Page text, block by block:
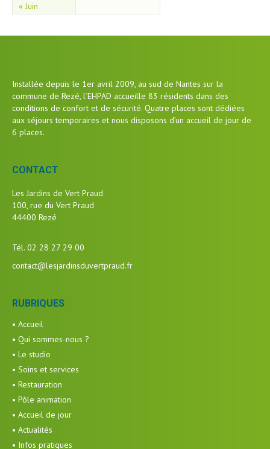
« Juin
Installée depuis le 1er avril 2009, au sud de Nantes sur la
commune de Rezé, l’EHPAD accueille 83 résidents dans des
conditions de confort et de sécurité. Quatre places sont dédiées
aux séjours temporaires et nous disposons d’un accueil de jour de
6 places.
CONTACT
Les Jardins de Vert Praud
100, rue du Vert Praud
44400 Rezé
Tél. 02 28 27 29 00
contact@lesjardinsduvertpraud.fr
RUBRIQUES
• Accueil
• Qui sommes-nous ?
• Le studio
• Soins et services
• Restauration
• Pôle animation
• Accueil de jour
• Actualités
• Infos pratiques